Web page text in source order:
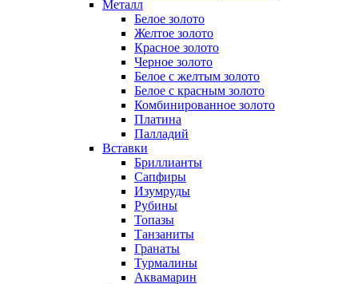
Металл
Белое золото
Желтое золото
Красное золото
Черное золото
Белое с желтым золото
Белое с красным золото
Комбинированное золото
Платина
Палладий
Вставки
Бриллианты
Сапфиры
Изумруды
Рубины
Топазы
Танзаниты
Гранаты
Турмалины
Аквамарин